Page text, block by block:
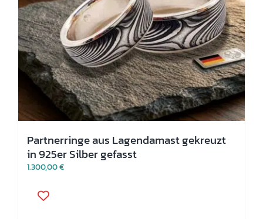
Partnerringe aus Lagendamast gekreuzt
in 925er Silber gefasst
1.300,00€
Produkt